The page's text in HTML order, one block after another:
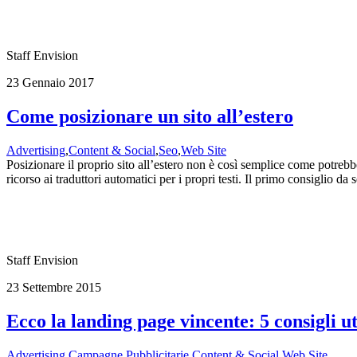
Staff Envision
23 Gennaio 2017
Come posizionare un sito all’estero
Advertising,Content & Social,Seo,Web Site
Posizionare il proprio sito all’estero non è così semplice come
ricorso ai traduttori automatici per i propri testi. Il primo consiglio da
Staff Envision
23 Settembre 2015
Ecco la landing page vincente: 5 consigli